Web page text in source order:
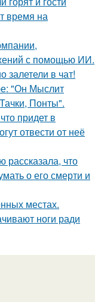
время на
с помощью ИИ.
залетели в чат!
"Он Мыслит
Понты".
придет в
отвести от неё
что
о его смерти и
местах.
ноги ради